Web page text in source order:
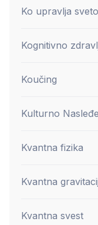
Ko upravlja
Kognitivno
Koučing
Kulturno Nasleđe
Kvantna fizika
Kvantna
Kvantna svest